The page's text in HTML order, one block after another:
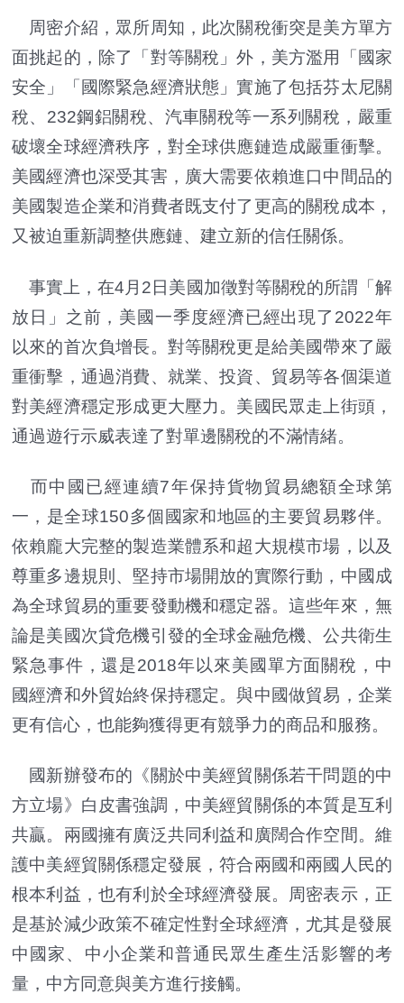
周密介紹，眾所周知，此次關稅衝突是美方單方
面挑起的，除了「對等關稅」外，美方濫用「國家
安全」「國際緊急經濟狀態」實施了包括芬太尼關
稅、232鋼鋁關稅、汽車關稅等一系列關稅，嚴重
破壞全球經濟秩序，對全球供應鏈造成嚴重衝擊。
美國經濟也深受其害，廣大需要依賴進口中間品的
美國製造企業和消費者既支付了更高的關稅成本，
又被迫重新調整供應鏈、建立新的信任關係。
事實上，在4月2日美國加徵對等關稅的所謂「解
放日」之前，美國一季度經濟已經出現了2022年
以來的首次負增長。對等關稅更是給美國帶來了嚴
重衝擊，通過消費、就業、投資、貿易等各個渠道
對美經濟穩定形成更大壓力。美國民眾走上街頭，
通過遊行示威表達了對單邊關稅的不滿情緒。
而中國已經連續7年保持貨物貿易總額全球第
一，是全球150多個國家和地區的主要貿易夥伴。
依賴龐大完整的製造業體系和超大規模市場，以及
尊重多邊規則、堅持市場開放的實際行動，中國成
為全球貿易的重要發動機和穩定器。這些年來，無
論是美國次貸危機引發的全球金融危機、公共衛生
緊急事件，還是2018年以來美國單方面關稅，中
國經濟和外貿始終保持穩定。與中國做貿易，企業
更有信心，也能夠獲得更有競爭力的商品和服務。
國新辦發布的《關於中美經貿關係若干問題的中
方立場》白皮書強調，中美經貿關係的本質是互利
共贏。兩國擁有廣泛共同利益和廣闊合作空間。維
護中美經貿關係穩定發展，符合兩國和兩國人民的
根本利益，也有利於全球經濟發展。周密表示，正
是基於減少政策不確定性對全球經濟，尤其是發展
中國家、中小企業和普通民眾生產生活影響的考
量，中方同意與美方進行接觸。